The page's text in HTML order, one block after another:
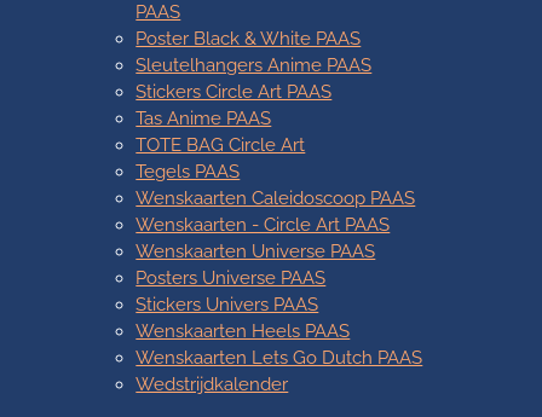
PAAS
Poster Black & White PAAS
Sleutelhangers Anime PAAS
Stickers Circle Art PAAS
Tas Anime PAAS
TOTE BAG Circle Art
Tegels PAAS
Wenskaarten Caleidoscoop PAAS
Wenskaarten - Circle Art PAAS
Wenskaarten Universe PAAS
Posters Universe PAAS
Stickers Univers PAAS
Wenskaarten Heels PAAS
Wenskaarten Lets Go Dutch PAAS
Wedstrijdkalender